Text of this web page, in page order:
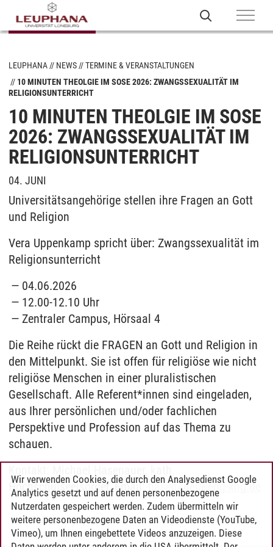
LEUPHANA NEWS
TERMINE & VERANSTALTUNGEN
10 MINUTEN THEOLGIE IM SOSE 2026: ZWANGSSEXUALITÄT IM
RELIGIONSUNTERRICHT
10 MINUTEN THEOLGIE IM SOSE
2026: ZWANGSSEXUALITÄT IM
RELIGIONSUNTERRICHT
04. JUNI
Universitätsangehörige stellen ihre Fragen an Gott
und Religion
Vera Uppenkamp spricht über: Zwangssexualität im
Religionsunterricht
04.06.2026
12.00-12.10 Uhr
Zentraler Campus, Hörsaal 4
Die Reihe rückt die FRAGEN an Gott und Religion in
den Mittelpunkt. Sie ist offen für religiöse wie nicht
religiöse Menschen in einer pluralistischen
Gesellschaft. Alle Referent*innen sind eingeladen,
aus Ihrer persönlichen und/oder fachlichen
Perspektive und Profession auf das Thema zu
schauen.
Hochschulseelsorger, Email: hasenauer@ehg-khg.de
Wir verwenden Cookies, die durch den Analysedienst Google
Analytics gesetzt und auf denen personenbezogene
Nutzerdaten gespeichert werden. Zudem übermitteln wir
weitere personenbezogene Daten an Videodienste (YouTube,
Vimeo), um Ihnen eingebettete Videos anzuzeigen. Diese